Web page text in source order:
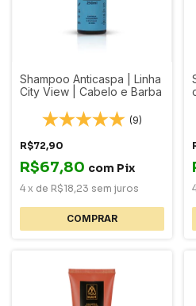
Shampoo Anticaspa | Linha
City View | Cabelo e Barba
(9)
R$72,90
R$67,80 com Pix
4 x de R$18,23 sem juros